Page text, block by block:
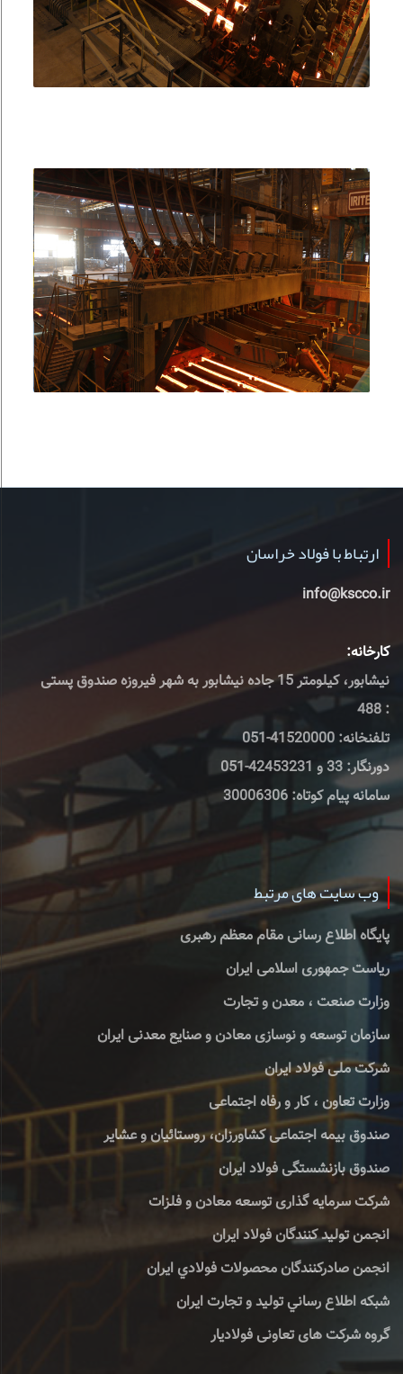
ارتباط با فولاد خراسان
info@kscco.ir
کارخانه:
نیشابور، کیلومتر 15 جاده نیشابور به شهر فیروزه صندوق پستی
: 488
تلفنخانه: 41520000-051
دورنگار: 33 و 42453231-051
سامانه پیام کوتاه: 30006306
وب سایت های مرتبط
پایگاه اطلاع رسانی مقام معظم رهبری
ریاست جمهوری اسلامی ایران
وزارت صنعت ، معدن و تجارت
سازمان توسعه و نوسازی معادن و صنایع معدنی ایران
شرکت ملی فولاد ایران
وزارت تعاون ، کار و رفاه اجتماعی
صندوق بیمه اجتماعی کشاورزان، روستائیان و عشایر
صندوق بازنشستگی فولاد ایران
شرکت سرمایه گذاری توسعه معادن و فلزات
انجمن تولید کنندگان فولاد ایران
انجمن صادركنندگان محصولات فولادي ايران
شبكه اطلاع رساني توليد و تجارت ايران
گروه شرکت های تعاونی فولادیار